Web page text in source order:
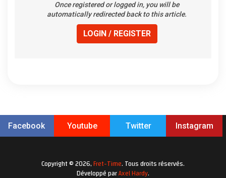
Once registered or logged in, you will be
automatically redirected back to this article.
LOGIN / REGISTER
Facebook Youtube Twitter Instagram
Copyright © 2026,Fret-Time. Tous droits réservés.
Développé parAxel Hardy.